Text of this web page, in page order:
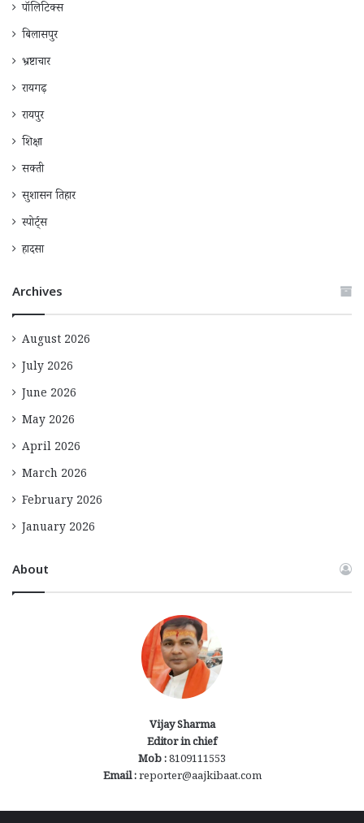
पॉलिटिक्स
बिलासपुर
भ्रष्टाचार
रायगढ़
रायपुर
शिक्षा
सक्ती
सुशासन तिहार
स्पोर्ट्स
हादसा
Archives
August 2026
July 2026
June 2026
May 2026
April 2026
March 2026
February 2026
January 2026
About
Vijay Sharma
Editor in chief
Mob :8109111553
Email :reporter@aajkibaat.com